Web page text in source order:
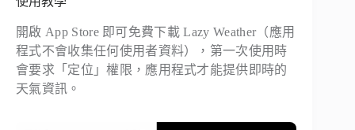
開啟 App Store 即可免費下載 Lazy Weather（應用
程式不會收集任何使用者資料），第一次使用時
會要求「定位」權限，應用程式才能提供即時的
天氣資訊。